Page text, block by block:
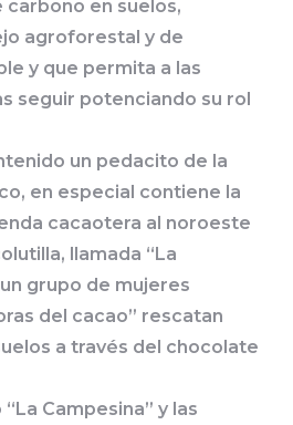
en suelos,
agroforestal y de
y que permita a las
seguir potenciando su rol
un pedacito de la
en especial contiene la
cacaotera al noroeste
llamada “La
grupo de mujeres
del cacao” rescatan
a través del chocolate
Campesina” y las